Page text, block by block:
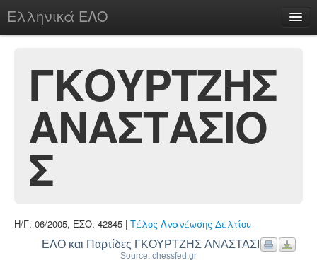
Ελληνικά ΕΛΟ
chesstu.be @ discord
Login
ΓΚΟΥΡΤΖΗΣ
ΑΝΑΣΤΑΣΙΟ
Σ
Η/Γ: 06/2005, ΕΣΟ: 42845 | Τέλος Ανανέωσης Δελτίου
ΕΛΟ και Παρτίδες ΓΚΟΥΡΤΖΗΣ ΑΝΑΣΤΑΣΙΟΣ
Source: chessfed.gr